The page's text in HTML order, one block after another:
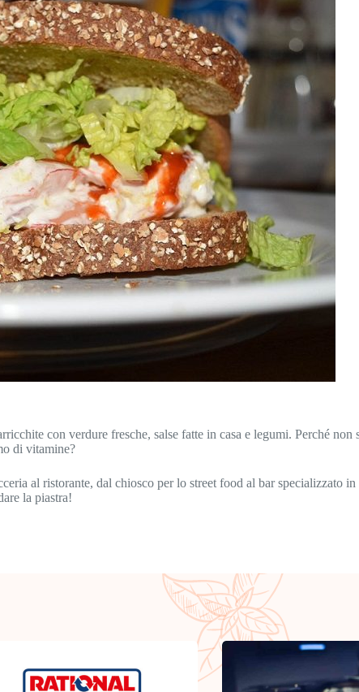
con verdure fresche, salse fatte in casa e legumi. Perché
di vitamine?
al ristorante, dal chiosco per lo street food al bar specializzato
la piastra!